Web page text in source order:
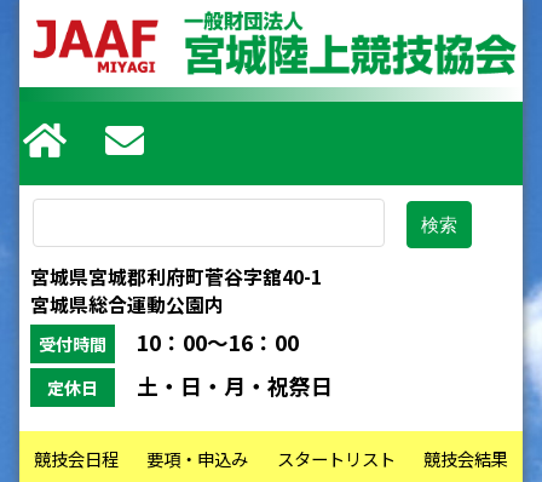
宮城県宮城郡利府町菅谷字舘40-1
宮城県総合運動公園内
受付時間 10：00～16：00
定休日 土・日・月・祝祭日
競技会日程 要項・申込み スタートリスト 競技会結果